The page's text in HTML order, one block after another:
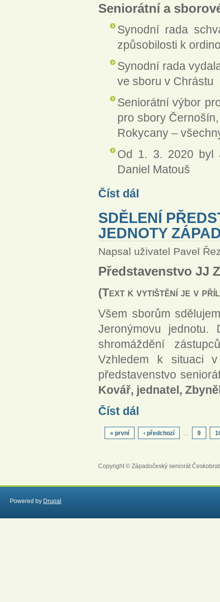
Seniorátní a
Synodní rada
způsobilosti k
Synodní rada
ve sboru v Chrástu
Seniorátní výbor
pro sbory
Rokycany –
Od 1. 3. 2020 byl
Daniel Matouš
Číst dál
SDĚLENÍ
JEDNOTY
Napsal uživatel Pavel
Představenstvo JJ
(Text k vytištění je v
Všem sborům
Jeronýmovu
shromáždění
Vzhledem k situaci
představenstvo
Kovář, jednatel,
Číst dál
STRÁNKY
« první ‹ předchozí 9
Copyright © Západočeský seniorát
Powered by Drupal